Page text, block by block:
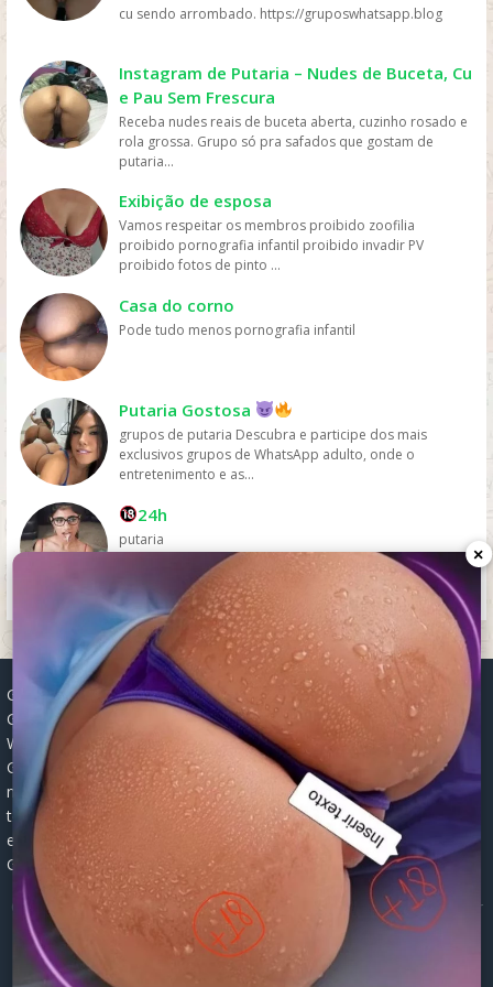
Disney+ e outras, tornando o acesso aos filmes muito
mais fácil e rápido. Preço: os serviços de streaming
cinema ou comprar DVDs, tornando mais fácil para as
pessoas assistirem filmes sem gastar muito dinheiro.
Personalização: os serviços de streaming geralmente
oferecem recomendações personalizadas com base
nos gostos dos usuários, permitindo que eles
descubram novos filmes e programas que possam
filmes online. Em resumo, os filmes são mais assistidos
online devido à sua conveniência, variedade, acesso
fácil, preços acessíveis e personalização, oferecidos
pelas plataformas de streaming.
cu sendo arrombado. https://gruposwhatsapp.blog
Instagram de Putaria – Nudes de Buceta, Cu
e Pau Sem Frescura
Receba nudes reais de buceta aberta, cuzinho rosado e
rola grossa. Grupo só pra safados que gostam de
putaria...
Exibição de esposa
Vamos respeitar os membros proibido zoofilia
proibido pornografia infantil proibido invadir PV
proibido fotos de pinto ...
Casa do corno
Pode tudo menos pornografia infantil
Putaria Gostosa
grupos de putaria Descubra e participe dos mais
exclusivos grupos de WhatsApp adulto, onde o
entretenimento e as...
24h
putaria
Grupos WhatsApp, Links de grupos, Entrar grupos WhatsApp,
Grupos de compra e venda, Links WhatsApp atualizados, Grupos
WhatsApp 2025, Links para grupos, Participar grupos WhatsApp,
Grupos ativos WhatsApp, Links gratuitos, Grupos WhatsApp
negócios, Links grupos Brasil, Grupos WhatsApp regionais, Grupos
temáticos WhatsApp, Links públicos WhatsApp, Grupos WhatsApp
empregos, Links grupos classificados, Divulgar grupos WhatsApp,
Grupos WhatsApp descontos, Grupos WhatsApp ofertas.
© 2026 -
Grupos de WhatsApp 2026: Links Atualizados para Entrar
nos Melhores Grupos
| Robots.txt
×